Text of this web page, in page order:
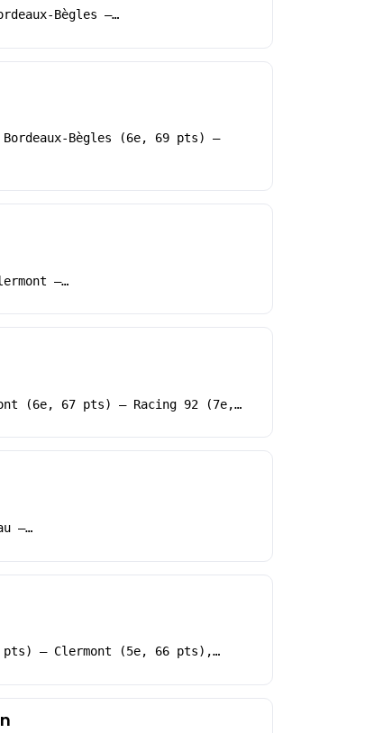
Bègles –…
Bordeaux-Bègles (6e, 69 pts) –
–…
(6e, 67 pts) – Racing 92 (7e,…
–…
pts) – Clermont (5e, 66 pts),…